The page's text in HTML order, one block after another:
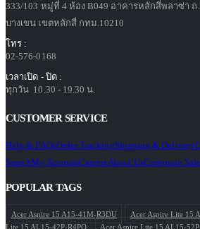
333/103 หมู่ที่ 4 ห้อง B049 อาคารหลักสี่พลาซ่า
บางเขน เขตหลักสี่ กทม.10210
โทร :
02-576-0168
เวลาเปิด - ปิด :
ทุกวัน 10.30 - 19.30 น.
CUSTOMER SERVICE
Help & FAQsOrder TrackingShipping & Delivery
SearchMy AccountCareersAbout UsCorporate
POPULAR TAGS
Acer Aspire 15 A15-41M-R3DU Acer Aspire Lite 15
Lite 15 AL15-42P-R4PQ
Acer Aspire Lite 15 AL15-